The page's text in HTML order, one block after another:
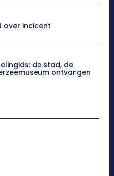
over incident
de stad, de
ontvangen